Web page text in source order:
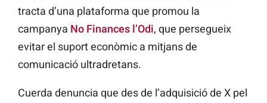
tracta d’una plataforma que promou la
campanya No Finances l’Odi, que persegueix
evitar el suport econòmic a mitjans de
comunicació ultradretans.
Cuerda denuncia que des de l’adquisició de X pel